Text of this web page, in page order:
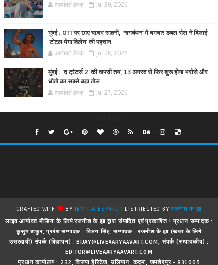
आर्यावर्त डेस्क Jul 30, 2026
मुंबई : OTT पर छाए ऋषभ साहनी, 'नागबंधन' में दमदार डबल रोल ने दिलाई
'टोटल मेगा विलेन' की पहचान
आर्यावर्त डेस्क Jul 28, 2026
मुंबई : 'द ट्रेटर्स 2' की वापसी तय, 13 अगस्त से फिर शुरू होगा भरोसे और
धोखे का सबसे बड़ा खेल
आर्यावर्त डेस्क Jul 27, 2026
CRAFTED WITH BYTEMPLATESYARD | DISTRIBUTED BYरजनीश के झा
लाइव आर्यावर्त मीडिया के लिये रजनीश के झा द्वारा संपादित एवं प्रकाशित ! प्रधान सम्पादक :
कुसुम ठाकुर, प्रबंध सम्पादक : विजय सिंह, सम्पादक : रजनीश के झा (खबर के लिये
उत्तरदायी) संपर्क (विज्ञापन) : BIJAY@LIVEAARYAAVART.COM, संपर्क (सम्पादकीय) :
EDITOR@LIVEAARYAAVART.COM
प्रधान कार्यालय : 232, विजया हेरिटेज, उलियान, कदमा, जमशेदपुर - 831005